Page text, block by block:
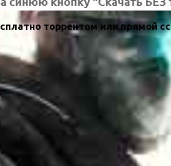
торрентом или прямой